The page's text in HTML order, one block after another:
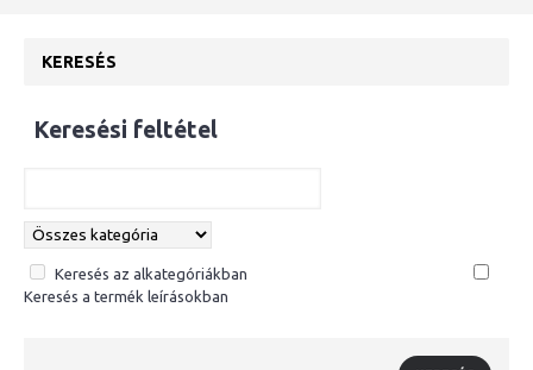
KERESÉS
Keresési feltétel
Keresés az alkategóriákban
Keresés a termék leírásokban